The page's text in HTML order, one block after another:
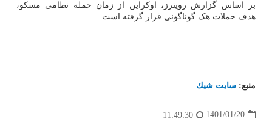
بر اساس گزارش رویترز، اوکراین از زمان حمله نظامی مسکو،
هدف حملات هک گوناگونی قرار گرفته است.
منبع: سایت شیك
1401/01/20
11:49:30